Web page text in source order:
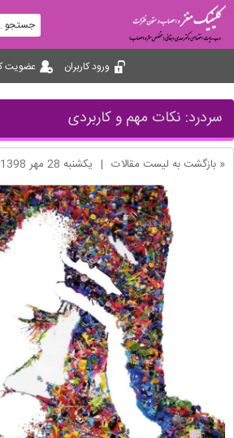
ورود کاربران عضویت
سردرد: نکات مهم و کاربردی
« بازگشت به لیست مقالات | یکشنبه 28 مهر 1398